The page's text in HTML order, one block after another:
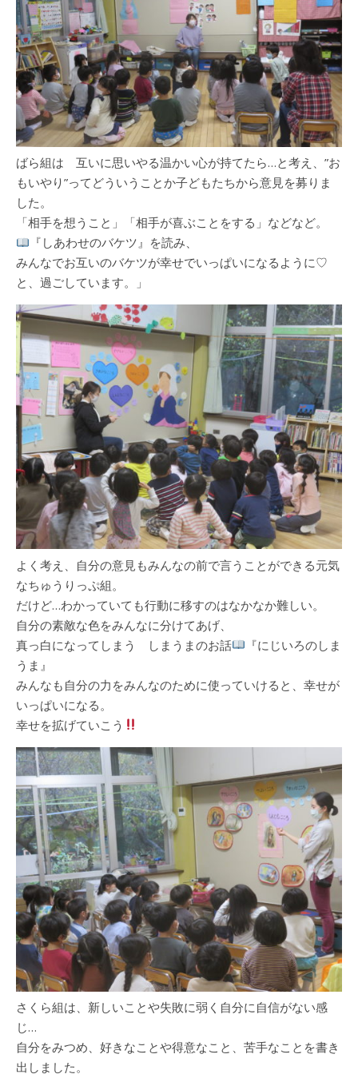
ばら組は 互いに思いやる温かい心が持てたら…と考え、”お
もいやり”ってどういうことか子どもたちから意見を募りま
した。
「相手を想うこと」「相手が喜ぶことをする」などなど。
『しあわせのバケツ』を読み、
みんなでお互いのバケツが幸せでいっぱいになるように♡
と、過ごしています。」
よく考え、自分の意見もみんなの前で言うことができる元気
なちゅうりっぷ組。
だけど…わかっていても行動に移すのはなかなか難しい。
自分の素敵な色をみんなに分けてあげ、
真っ白になってしまう しまうまのお話
『にじいろのしま
うま』
みんなも自分の力をみんなのために使っていけると、幸せが
いっぱいになる。
幸せを拡げていこう
さくら組は、新しいことや失敗に弱く自分に自信がない感
じ…
自分をみつめ、好きなことや得意なこと、苦手なことを書き
出しました。